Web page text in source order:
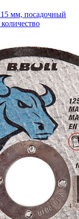
мм, посадочный